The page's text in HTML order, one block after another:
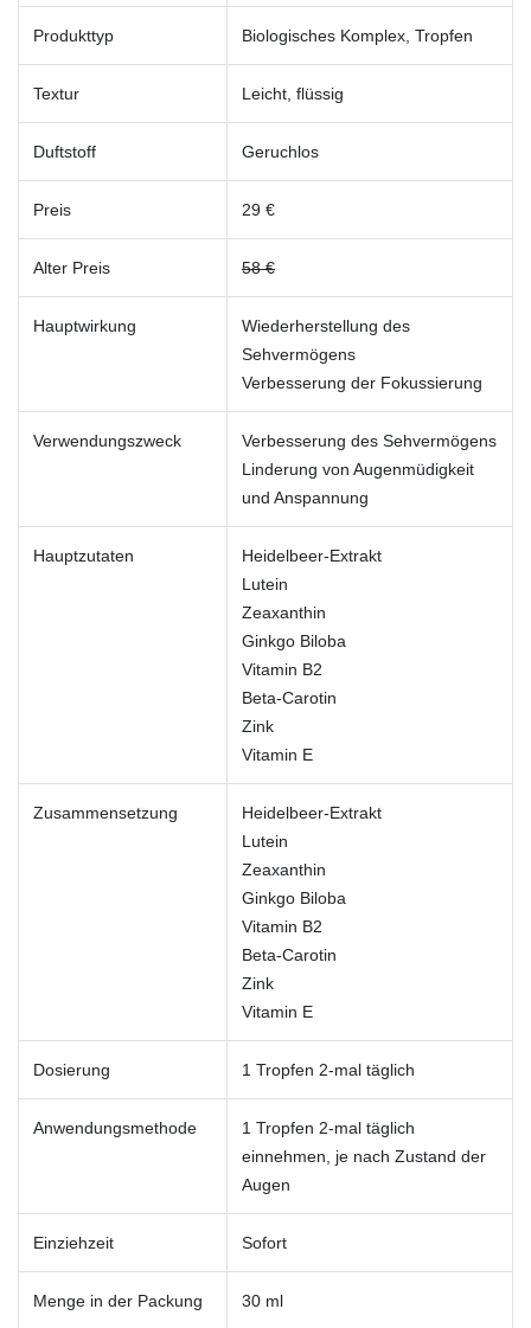
Produkttyp Biologisches Komplex, Tropfen
Textur Leicht, flüssig
Duftstoff Geruchlos
Preis 29 €
Alter Preis 58 €
Hauptwirkung
Wiederherstellung des
Sehvermögens
Verbesserung der Fokussierung
Verwendungszweck
Verbesserung des Sehvermögens
Linderung von Augenmüdigkeit
und Anspannung
Hauptzutaten
Heidelbeer-Extrakt
Lutein
Zeaxanthin
Ginkgo Biloba
Vitamin B2
Beta-Carotin
Zink
Vitamin E
Zusammensetzung
Heidelbeer-Extrakt
Lutein
Zeaxanthin
Ginkgo Biloba
Vitamin B2
Beta-Carotin
Zink
Vitamin E
Dosierung 1 Tropfen 2-mal täglich
Anwendungsmethode
1 Tropfen 2-mal täglich
einnehmen, je nach Zustand der
Augen
Einziehzeit Sofort
Menge in der Packung 30 ml